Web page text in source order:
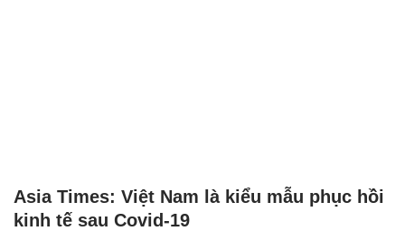
Asia Times: Việt Nam là kiểu mẫu phục hồi
kinh tế sau Covid-19